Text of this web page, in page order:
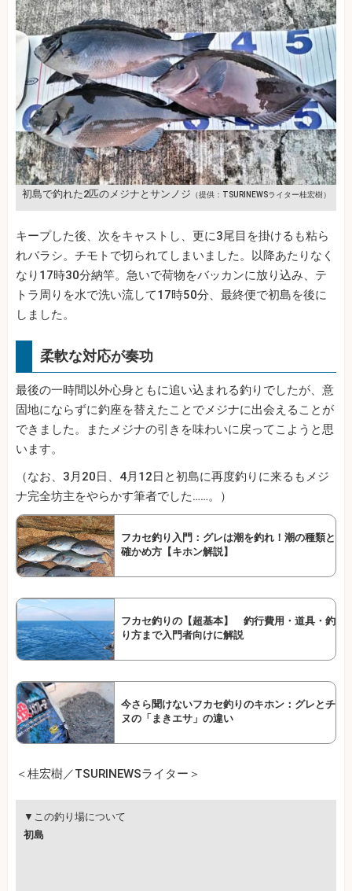
初島で釣れた2匹のメジナとサンノジ （提供：TSURINEWSライター桂宏樹）
キープした後、次をキャストし、更に3尾目を掛けるも粘ら
れバラシ。チモトで切られてしまいました。以降あたりなく
なり17時30分納竿。急いで荷物をバッカンに放り込み、テ
トラ周りを水で洗い流して17時50分、最終便で初島を後に
しました。
柔軟な対応が奏功
最後の一時間以外心身ともに追い込まれる釣りでしたが、意
固地にならずに釣座を替えたことでメジナに出会えることが
できました。またメジナの引きを味わいに戻ってこようと思
います。
（なお、3月20日、4月12日と初島に再度釣りに来るもメジ
ナ完全坊主をやらかす筆者でした……。）
フカセ釣り入門：グレは潮を釣れ！潮の種類と
確かめ方【キホン解説】
フカセ釣りの【超基本】 釣行費用・道具・釣
り方まで入門者向けに解説
今さら聞けないフカセ釣りのキホン：グレとチ
ヌの「まきエサ」の違い
＜桂宏樹／TSURINEWSライター＞
▼この釣り場について
初島